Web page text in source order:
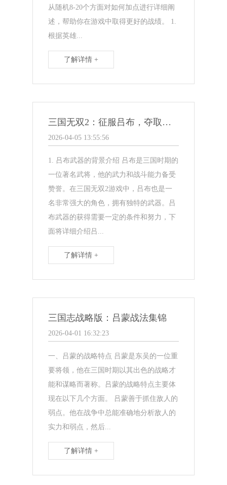
从随机8-20个方面对如何加点进行详细阐
述，帮助你在游戏中取得更好的战绩。 1.
根据英雄...
了解详情 +
三国无双2：征服吕布，夺取绝世武器
2026-04-05 13:55:56
1. 吕布武器的背景介绍 吕布是三国时期的
一位著名武将，他的武力和战斗能力备受
赞誉。在三国无双2游戏中，吕布也是一
名非常强大的角色，拥有独特的武器。吕
布武器的获得需要一定的条件和努力，下
面将详细介绍吕...
了解详情 +
三国志战略版：吕蒙战法集锦
2026-04-01 16:32:23
一、吕蒙的战略特点 吕蒙是东吴的一位重
要将领，他在三国时期以其出色的战略才
能和谋略而著称。吕蒙的战略特点主要体
现在以下几个方面。 吕蒙善于抓住敌人的
弱点。他在战争中总能准确地分析敌人的
实力和弱点，然后...
了解详情 +